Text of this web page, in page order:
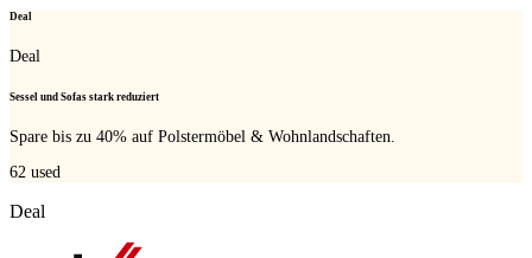
Deal
Deal
Sessel und Sofas stark reduziert
Spare bis zu 40% auf Polstermöbel & Wohnlandschaften.
62 used
Deal